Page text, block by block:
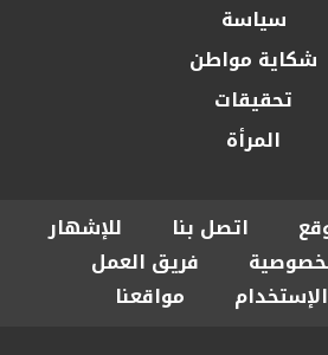
سياسة
شكاية مواطن
تحقيقات
المرأة
اتصل بنا
للإشهار
فريق العمل
مواقعنا